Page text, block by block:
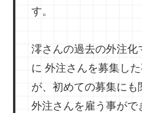
す。
澪さんの過去の外注化
に 外注さんを募集し
が、初めての募集にも
外注さんを雇う事がで